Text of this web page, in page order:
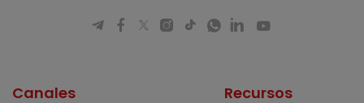
Canales Recursos